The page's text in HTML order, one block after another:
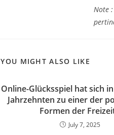
Note
YOU MIGHT ALSO LIKE
Online-Glücksspiel hat sich
Jahrzehnten zu einer der
Formen der
July 7, 2025